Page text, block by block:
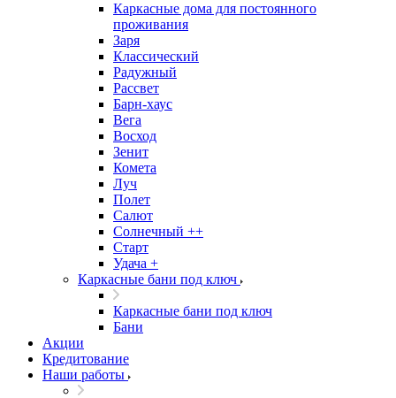
Каркасные дома для постоянного
проживания
Заря
Классический
Радужный
Рассвет
Барн-хаус
Вега
Восход
Зенит
Комета
Луч
Полет
Салют
Солнечный ++
Старт
Удача +
Каркасные бани под ключ
Каркасные бани под ключ
Бани
Акции
Кредитование
Наши работы